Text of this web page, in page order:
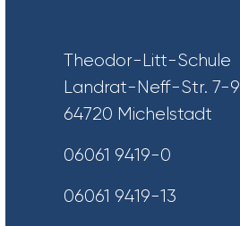
Theodor-Litt-Schule
Landrat-Neff-Str. 7-9
64720 Michelstadt
06061 9419-0
06061 9419-13